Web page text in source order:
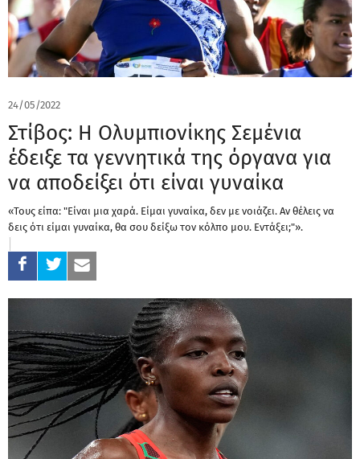
24/05/2022
Στίβος: Η Ολυμπιονίκης Σεμένια
έδειξε τα γεννητικά της όργανα για
να αποδείξει ότι είναι γυναίκα
«Τους είπα: "Είναι μια χαρά. Είμαι γυναίκα, δεν με νοιάζει. Αν θέλεις να
δεις ότι είμαι γυναίκα, θα σου δείξω τον κόλπο μου. Εντάξει;"».